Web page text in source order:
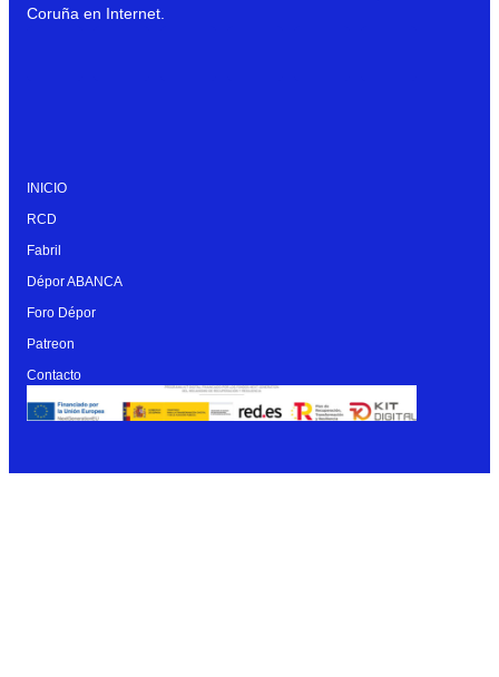
Coruña en Internet.
INICIO
RCD
Fabril
Dépor ABANCA
Foro Dépor
Patreon
Contacto